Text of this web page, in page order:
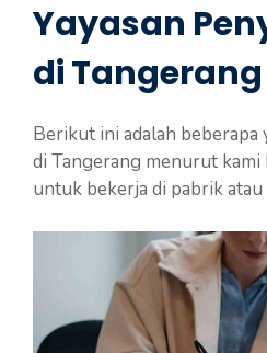
Yayasan
di Tangerang
Berikut ini adalah beberapa
di Tangerang menurut
untuk bekerja di pabrik atau